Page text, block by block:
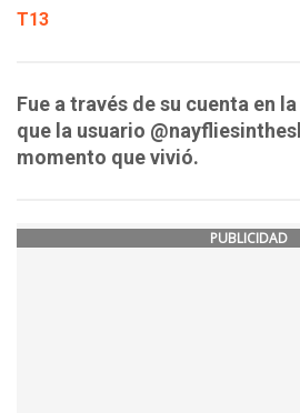
T13
Fue a través de su cuenta en
que la usuario
momento que vivió.
PUBLICIDAD